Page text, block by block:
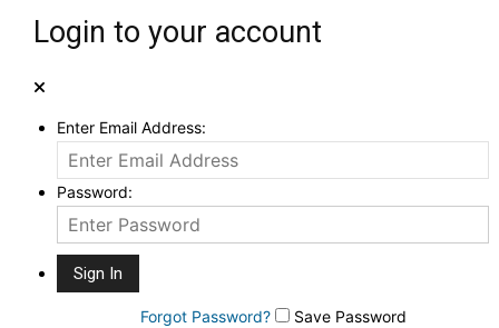
Login to your account
Enter Email Address:
Password:
Forgot Password? Save Password